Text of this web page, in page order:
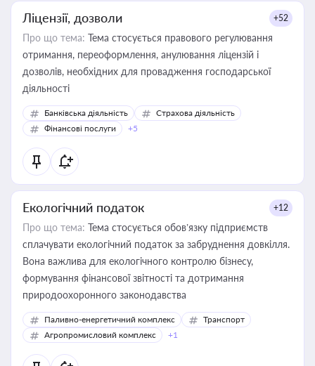
Ліцензії, дозволи +52
Про що тема: Тема стосується правового регулювання
отримання, переоформлення, анулювання ліцензій і
дозволів, необхідних для провадження господарської
діяльності
Банківська діяльність
Страхова діяльність
Фінансові послуги
+5
Екологічний податок +12
Про що тема: Тема стосується обов’язку підприємств
сплачувати екологічний податок за забруднення довкілля.
Вона важлива для екологічного контролю бізнесу,
формування фінансової звітності та дотримання
природоохоронного законодавства
Паливно-енергетичний комплекс
Транспорт
Агропромисловий комплекс
+1